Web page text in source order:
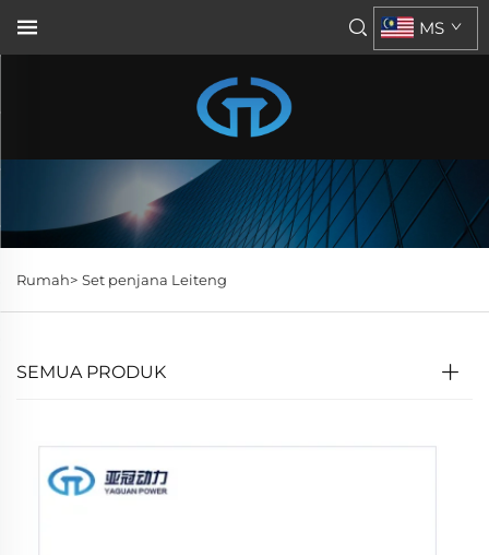
MS
Rumah> Set penjana Leiteng
SEMUA PRODUK